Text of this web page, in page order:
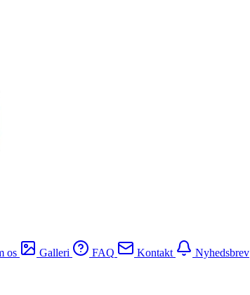
os Galleri FAQ Kontakt
Nyhedsbrev